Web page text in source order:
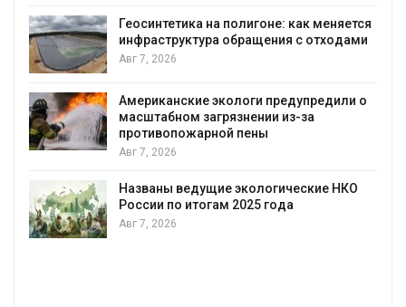
Геосинтетика на полигоне: как меняется
инфраструктура обращения с отходами
Авг 7, 2026
Американские экологи предупредили о
масштабном загрязнении из-за
противопожарной пены
Авг 7, 2026
Названы ведущие экологические НКО
России по итогам 2025 года
Авг 7, 2026